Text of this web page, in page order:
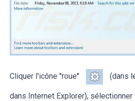
Cliquer l'icône ''roue'' (dans
dans Internet Explorer), sélectionner